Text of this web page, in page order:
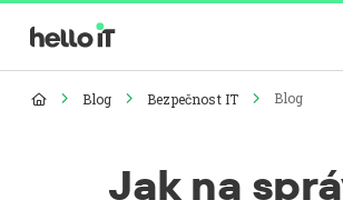
  Blog  Bezpečnost IT  Blog
Jak na